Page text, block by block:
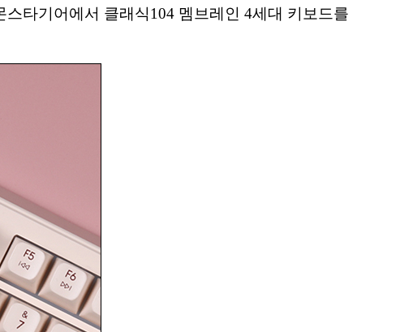
타기어에서 클래식104 멤브레인 4세대 키보드를